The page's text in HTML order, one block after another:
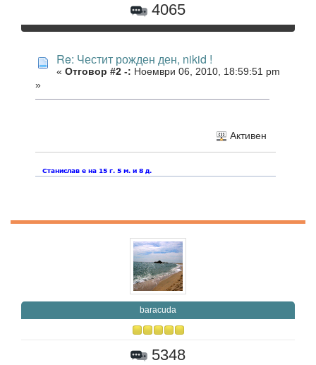
4065
Re: Честит рожден ден, nikid !
« Отговор #2 -: Ноември 06, 2010, 18:59:51 pm
»
Активен
baracuda
5348